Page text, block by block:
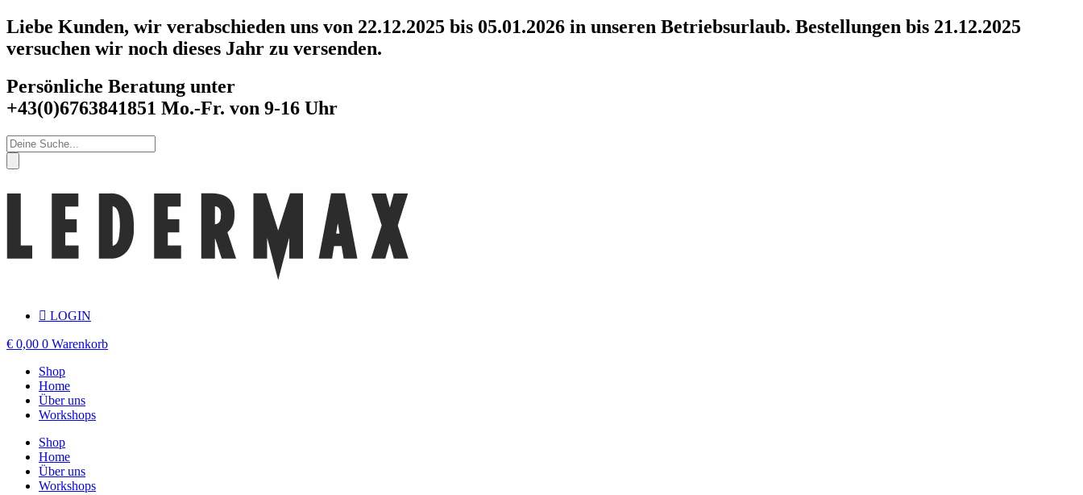
Zum
Inhalt
springen
Liebe Kunden, wir verabschieden uns von 22.12.2025 bis 05.01.2026 in unseren Betriebsurlaub. Bestellungen bis 21.12.2025
versuchen wir noch dieses Jahr zu versenden.
Persönliche Beratung unter
+43(0)6763841851 Mo.-Fr. von 9-16 Uhr
Products
search
LOGIN
€ 0,00 0 Warenkorb
Shop
Home
Über uns
Workshops
Shop
Home
Über uns
Workshops